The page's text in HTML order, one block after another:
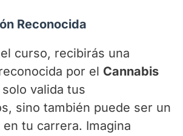
Reconocida
curso, recibirás una
por el Cannabis
valida tus
sino también puede ser un
tu carrera. Imagina